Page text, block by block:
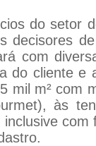
do setor
decisores
com
do cliente
mil m² com
às